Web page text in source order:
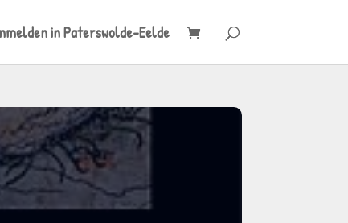
in Paterswolde-Eelde